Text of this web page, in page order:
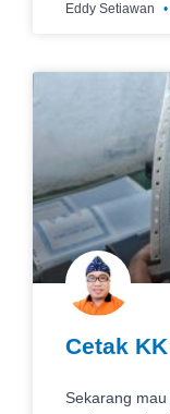
Eddy Setiawan
Cetak
Sekarang